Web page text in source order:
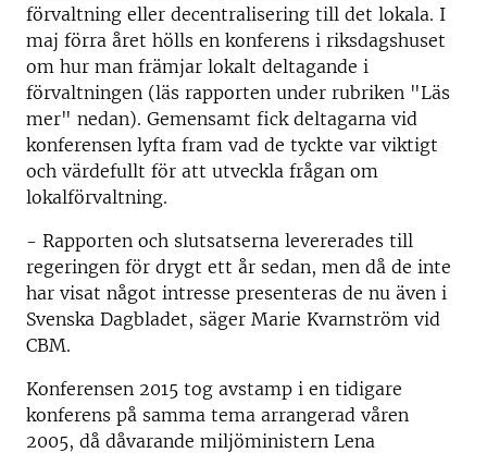
förvaltning eller decentralisering till det lokala. I
maj förra året hölls en konferens i riksdagshuset
om hur man främjar lokalt deltagande i
förvaltningen (läs rapporten under rubriken "Läs
mer" nedan). Gemensamt fick deltagarna vid
konferensen lyfta fram vad de tyckte var viktigt
och värdefullt för att utveckla frågan om
lokalförvaltning.
- Rapporten och slutsatserna levererades till
regeringen för drygt ett år sedan, men då de inte
har visat något intresse presenteras de nu även i
Svenska Dagbladet, säger Marie Kvarnström vid
CBM.
Konferensen 2015 tog avstamp i en tidigare
konferens på samma tema arrangerad våren
2005, då dåvarande miljöministern Lena